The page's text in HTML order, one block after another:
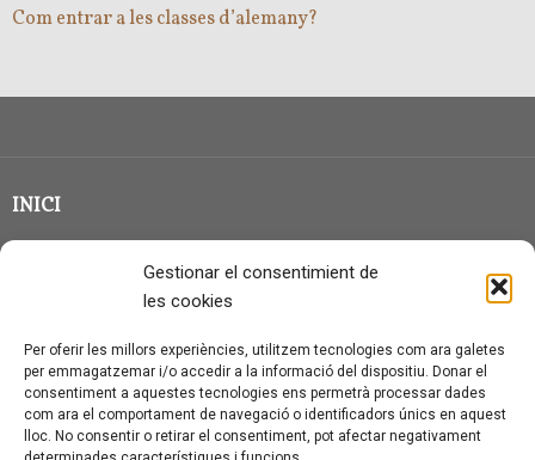
Gestionar el consentimient de
les cookies
Per oferir les millors experiències, utilitzem tecnologies com ara galetes
per emmagatzemar i/o accedir a la informació del dispositiu. Donar el
consentiment a aquestes tecnologies ens permetrà processar dades
com ara el comportament de navegació o identificadors únics en aquest
lloc. No consentir o retirar el consentiment, pot afectar negativament
Com entrar a les classes d’alemany?
INICI
CLASSE EN GRUP
QUI SOC?
CONTACTE
AVÍS LEGAL I PROTECCIÓ DE DADES